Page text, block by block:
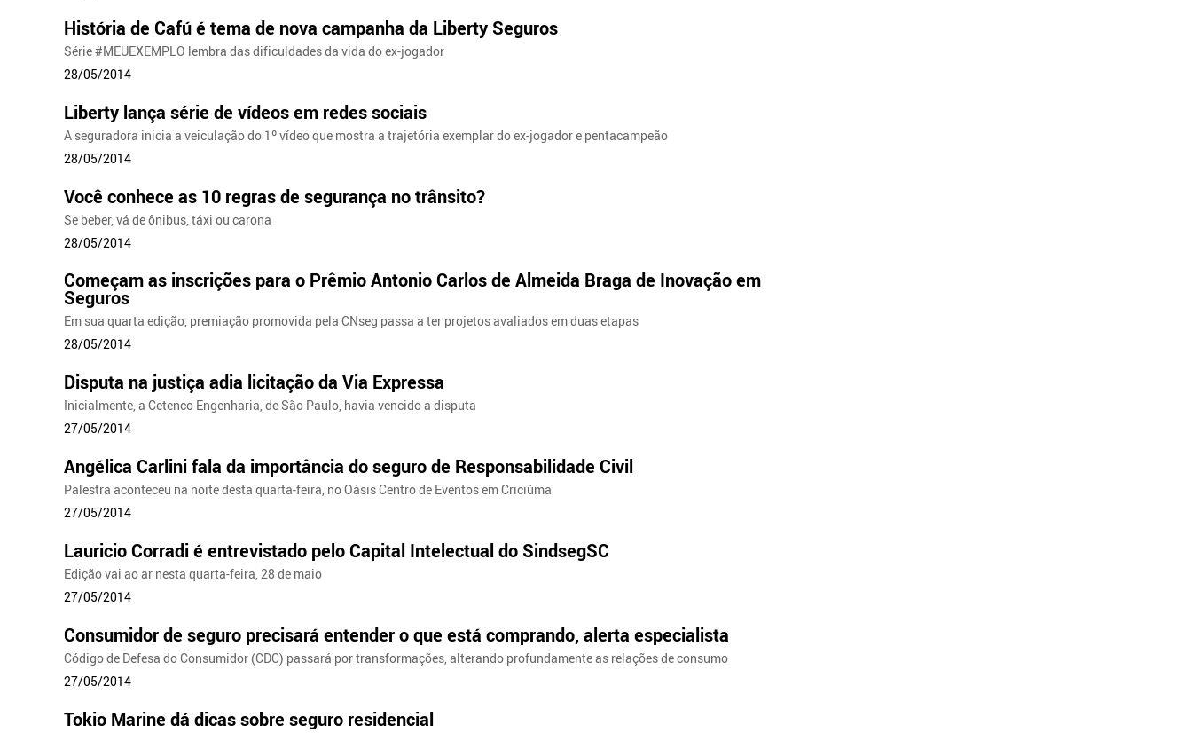
História de Cafú é tema de nova campanha da Liberty Seguros
Série #MEUEXEMPLO lembra das dificuldades da vida do ex-jogador
28/05/2014
Liberty lança série de vídeos em redes sociais
A seguradora inicia a veiculação do 1º vídeo que mostra a trajetória exemplar do ex-jogador e pentacampeão
28/05/2014
Você conhece as 10 regras de segurança no trânsito?
Se beber, vá de ônibus, táxi ou carona
28/05/2014
Começam as inscrições para o Prêmio Antonio Carlos de Almeida Braga de Inovação em
Seguros
Em sua quarta edição, premiação promovida pela CNseg passa a ter projetos avaliados em duas etapas
28/05/2014
Disputa na justiça adia licitação da Via Expressa
Inicialmente, a Cetenco Engenharia, de São Paulo, havia vencido a disputa
27/05/2014
Angélica Carlini fala da importância do seguro de Responsabilidade Civil
Palestra aconteceu na noite desta quarta-feira, no Oásis Centro de Eventos em Criciúma
27/05/2014
Lauricio Corradi é entrevistado pelo Capital Intelectual do SindsegSC
Edição vai ao ar nesta quarta-feira, 28 de maio
27/05/2014
Consumidor de seguro precisará entender o que está comprando, alerta especialista
Código de Defesa do Consumidor (CDC) passará por transformações, alterando profundamente as relações de consumo
27/05/2014
Tokio Marine dá dicas sobre seguro residencial